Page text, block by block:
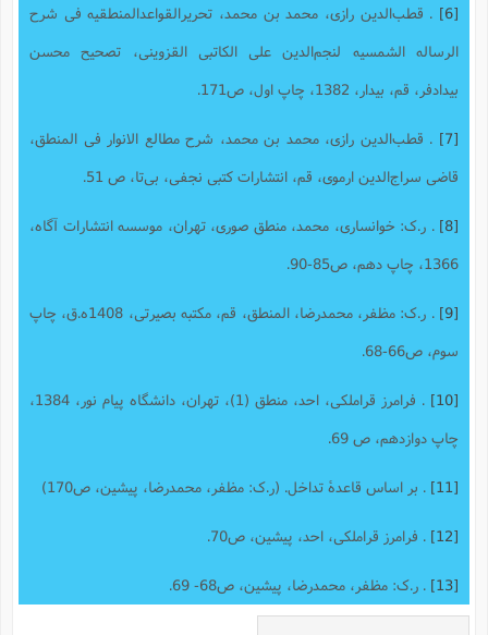
. ق‍طب‌ال‍دی‍ن‌ رازی‌، م‍ح‍م‍د ب‍ن‌ م‍ح‍م‍د، تحریر‌القواعد‌المنطقیه فی شرح‌
الرساله ‌الشمسیه لنجم‌الدین علی ‌الکاتبی ‌القزوینی، تصحیح محسن‌
بیدادفر، قم، بیدار، 1382، چاپ اول، ص171.
. ق‍طب‌ال‍دی‍ن‌ رازی‌، م‍ح‍م‍د ب‍ن‌ م‍ح‍م‍د، ش‍رح‌ م‍طال‍ع‌ الان‍وار فی‌ ال‍م‍ن‍طق،
ق‍اضی‌ س‍راج‌ال‍دی‍ن‌ ارم‍وی‌، قم، انتشارات کتبی نجفی، بی‌تا، ص 51.
. ر.ک: خوانساری، محمد، منطق صوری، تهران، موسسه انتشارات آگاه،
1366، چاپ دهم، ص85-90.
. ر.ک: مظفر، محمدرضا، المنطق، قم، مکتبه بصیرتی، 1408ه.ق، چاپ
سوم، ص66-68.
. فرامرز قراملکی، احد، منطق (1)، تهران، دانشگاه پیام نور، 1384،
چاپ دوازدهم، ص 69.
. بر اساس قاعدۀ تداخل. (ر.ک: مظفر، محمدرضا، پیشین، ص170)
. فرامرز قراملکی، احد، پیشین، ص70.
. ر.ک: مظفر، محمدرضا، پیشین، ص68- 69.